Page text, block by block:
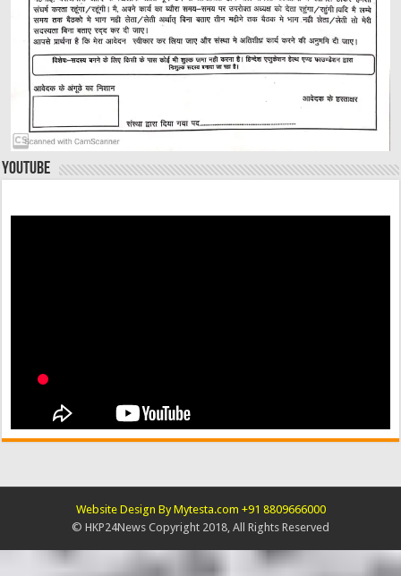
YouTube
Website Design By Mytesta.com +91 8809666000
© HKP24News Copyright 2018, All Rights Reserved